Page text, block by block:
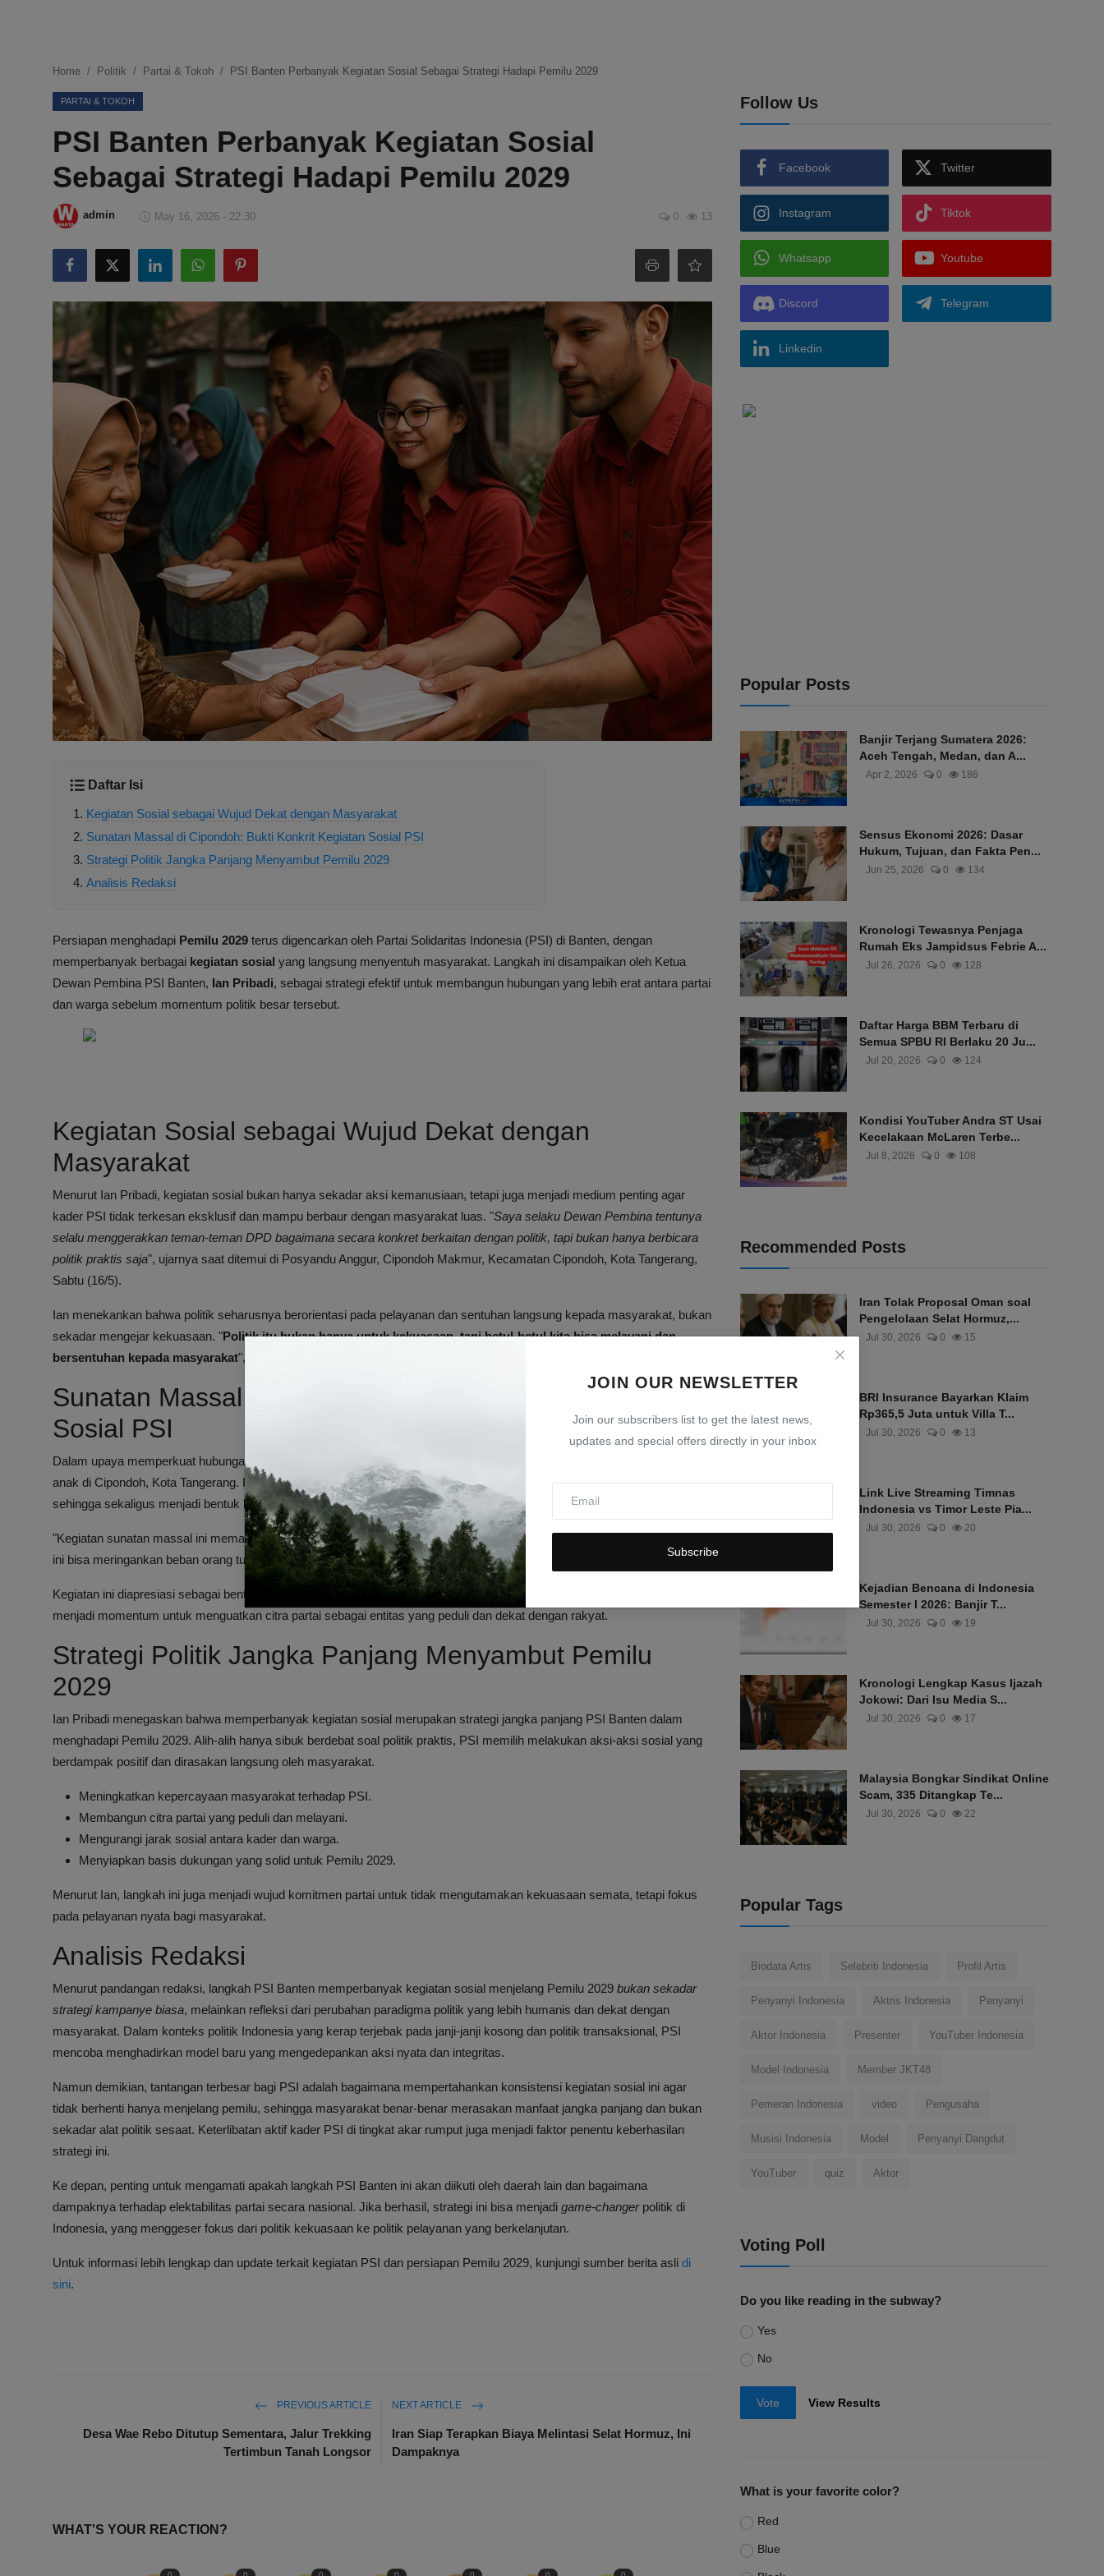
Ekonomi
Internasional
Teknologi
Hiburan
Kesehatan
JOIN OUR NEWSLETTER
Join our subscribers list to get the latest news,
updates and special offers directly in your inbox
Subscribe
Home Politik Partai & Tokoh PSI Banten Perbanyak Kegiatan Sosial Sebagai Strategi Hadapi Pemilu 2029
PARTAI & TOKOH
PSI Banten Perbanyak Kegiatan Sosial
Sebagai Strategi Hadapi Pemilu 2029
admin May 16, 2026 - 22:30 0 13
Daftar Isi
Kegiatan Sosial sebagai Wujud Dekat dengan Masyarakat
Sunatan Massal di Cipondoh: Bukti Konkrit Kegiatan Sosial PSI
Strategi Politik Jangka Panjang Menyambut Pemilu 2029
Analisis Redaksi
Persiapan menghadapi Pemilu 2029 terus digencarkan oleh Partai Solidaritas Indonesia (PSI) di Banten, dengan
memperbanyak berbagai kegiatan sosial yang langsung menyentuh masyarakat. Langkah ini disampaikan oleh Ketua
Dewan Pembina PSI Banten, Ian Pribadi, sebagai strategi efektif untuk membangun hubungan yang lebih erat antara partai
dan warga sebelum momentum politik besar tersebut.
Kegiatan Sosial sebagai Wujud Dekat dengan
Masyarakat
Menurut Ian Pribadi, kegiatan sosial bukan hanya sekadar aksi kemanusiaan, tetapi juga menjadi medium penting agar
kader PSI tidak terkesan eksklusif dan mampu berbaur dengan masyarakat luas. "Saya selaku Dewan Pembina tentunya
selalu menggerakkan teman-teman DPD bagaimana secara konkret berkaitan dengan politik, tapi bukan hanya berbicara
politik praktis saja", ujarnya saat ditemui di Posyandu Anggur, Cipondoh Makmur, Kecamatan Cipondoh, Kota Tangerang,
Sabtu (16/5).
Ian menekankan bahwa politik seharusnya berorientasi pada pelayanan dan sentuhan langsung kepada masyarakat, bukan
sekadar mengejar kekuasaan. "Politik itu bukan hanya untuk kekuasaan, tapi betul-betul kita bisa melayani dan
bersentuhan kepada masyarakat", tegasnya.
Sunatan Massal di Cipondoh: Bukti Konkrit Kegiatan
Sosial PSI
Dalam upaya memperkuat hubungan dengan warga, PSI Banten menggelar kegiatan sunatan massal yang diikuti oleh 38
anak di Cipondoh, Kota Tangerang. Kegiatan ini bertepatan dengan persiapan menyambut tahun ajaran baru sekolah,
sehingga sekaligus menjadi bentuk bantuan meringankan beban orang tua.
"Kegiatan sunatan massal ini memang kontekstualnya berkaitan dengan menyambut tahun ajaran baru. Semoga kegiatan
ini bisa meringankan beban orang tua," ujar Ian.
Kegiatan ini diapresiasi sebagai bentuk nyata kepedulian PSI terhadap kebutuhan masyarakat langsung, yang sekaligus
menjadi momentum untuk menguatkan citra partai sebagai entitas yang peduli dan dekat dengan rakyat.
Strategi Politik Jangka Panjang Menyambut Pemilu
2029
Ian Pribadi menegaskan bahwa memperbanyak kegiatan sosial merupakan strategi jangka panjang PSI Banten dalam
menghadapi Pemilu 2029. Alih-alih hanya sibuk berdebat soal politik praktis, PSI memilih melakukan aksi-aksi sosial yang
berdampak positif dan dirasakan langsung oleh masyarakat.
Meningkatkan kepercayaan masyarakat terhadap PSI.
Membangun citra partai yang peduli dan melayani.
Mengurangi jarak sosial antara kader dan warga.
Menyiapkan basis dukungan yang solid untuk Pemilu 2029.
Menurut Ian, langkah ini juga menjadi wujud komitmen partai untuk tidak mengutamakan kekuasaan semata, tetapi fokus
pada pelayanan nyata bagi masyarakat.
Analisis Redaksi
Menurut pandangan redaksi, langkah PSI Banten memperbanyak kegiatan sosial menjelang Pemilu 2029 bukan sekadar
strategi kampanye biasa, melainkan refleksi dari perubahan paradigma politik yang lebih humanis dan dekat dengan
masyarakat. Dalam konteks politik Indonesia yang kerap terjebak pada janji-janji kosong dan politik transaksional, PSI
mencoba menghadirkan model baru yang mengedepankan aksi nyata dan integritas.
Namun demikian, tantangan terbesar bagi PSI adalah bagaimana mempertahankan konsistensi kegiatan sosial ini agar
tidak berhenti hanya menjelang pemilu, sehingga masyarakat benar-benar merasakan manfaat jangka panjang dan bukan
sekadar alat politik sesaat. Keterlibatan aktif kader PSI di tingkat akar rumput juga menjadi faktor penentu keberhasilan
strategi ini.
Ke depan, penting untuk mengamati apakah langkah PSI Banten ini akan diikuti oleh daerah lain dan bagaimana
dampaknya terhadap elektabilitas partai secara nasional. Jika berhasil, strategi ini bisa menjadi game-changerpolitik di
Indonesia, yang menggeser fokus dari politik kekuasaan ke politik pelayanan yang berkelanjutan.
Untuk informasi lebih lengkap dan update terkait kegiatan PSI dan persiapan Pemilu 2029, kunjungi sumber berita asli di
sini.
PREVIOUS ARTICLE
Desa Wae Rebo Ditutup Sementara, Jalur Trekking
Tertimbun Tanah Longsor
NEXT ARTICLE
Iran Siap Terapkan Biaya Melintasi Selat Hormuz, Ini
Dampaknya
WHAT'S YOUR REACTION?
Follow Us
Facebook Twitter
Instagram Tiktok
Whatsapp Youtube
Discord Telegram
Linkedin
Popular Posts
Banjir Terjang Sumatera 2026:
Aceh Tengah, Medan, dan A...
Apr 2, 2026 0 186
Sensus Ekonomi 2026: Dasar
Hukum, Tujuan, dan Fakta Pen...
Jun 25, 2026 0 134
Kronologi Tewasnya Penjaga
Rumah Eks Jampidsus Febrie A...
Jul 26, 2026 0 128
Daftar Harga BBM Terbaru di
Semua SPBU RI Berlaku 20 Ju...
Jul 20, 2026 0 124
Kondisi YouTuber Andra ST Usai
Kecelakaan McLaren Terbe...
Jul 8, 2026 0 108
Recommended Posts
Iran Tolak Proposal Oman soal
Pengelolaan Selat Hormuz,...
Jul 30, 2026 0 15
BRI Insurance Bayarkan Klaim
Rp365,5 Juta untuk Villa T...
Jul 30, 2026 0 13
Link Live Streaming Timnas
Indonesia vs Timor Leste Pia...
Jul 30, 2026 0 20
Kejadian Bencana di Indonesia
Semester I 2026: Banjir T...
Jul 30, 2026 0 19
Kronologi Lengkap Kasus Ijazah
Jokowi: Dari Isu Media S...
Jul 30, 2026 0 17
Malaysia Bongkar Sindikat Online
Scam, 335 Ditangkap Te...
Jul 30, 2026 0 22
Popular Tags
Biodata Artis Selebriti Indonesia Profil Artis
Penyanyi Indonesia Aktris Indonesia Penyanyi
Aktor Indonesia Presenter YouTuber Indonesia
Model Indonesia Member JKT48
Pemeran Indonesia video Pengusaha
Musisi Indonesia Model Penyanyi Dangdut
YouTuber quiz Aktor
Voting Poll
Do you like reading in the subway?
Yes
No
Vote View Results
What is your favorite color?
Red
Blue